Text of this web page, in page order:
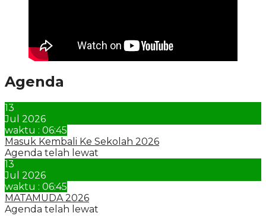
Agenda
13
Jul 2026
waktu : 06:45
Masuk Kembali Ke Sekolah 2026
Agenda telah lewat
13
Jul 2026
waktu : 06:45
MATAMUDA 2026
Agenda telah lewat